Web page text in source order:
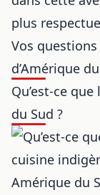
plus
Vos
d’Amérique
Qu’est-ce
du Sud ?